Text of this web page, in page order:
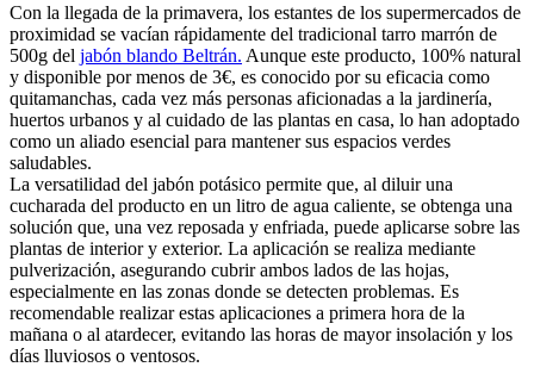
Con la llegada de la primavera, los estantes de los supermercados de
proximidad se vacían rápidamente del tradicional tarro marrón de
500g del jabón blando Beltrán. Aunque este producto, 100% natural
y disponible por menos de 3€, es conocido por su eficacia como
quitamanchas, cada vez más personas aficionadas a la jardinería,
huertos urbanos y al cuidado de las plantas en casa, lo han adoptado
como un aliado esencial para mantener sus espacios verdes
saludables.
La versatilidad del jabón potásico permite que, al diluir una
cucharada del producto en un litro de agua caliente, se obtenga una
solución que, una vez reposada y enfriada, puede aplicarse sobre las
plantas de interior y exterior. La aplicación se realiza mediante
pulverización, asegurando cubrir ambos lados de las hojas,
especialmente en las zonas donde se detecten problemas. Es
recomendable realizar estas aplicaciones a primera hora de la
mañana o al atardecer, evitando las horas de mayor insolación y los
días lluviosos o ventosos.